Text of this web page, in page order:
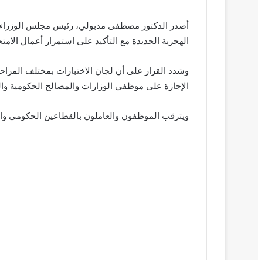
الهجرية الجديدة مع التأكيد على استمرار أعمال
وشدد القرار على أن لجان الاختبارات بمختلف
الإجازة على موظفي الوزارات والمصالح الحكومية
ويترقب الموظفون والعاملون بالقطاعين الحكومي